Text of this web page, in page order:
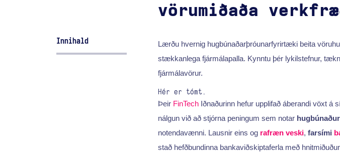
Innihald
vörumiðaða
Lærðu hvernig hugbúnaðarþróunarfyrirtæki beita
stækkanlega fjármálapalla. Kynntu þér lykilstefnur,
fjármálavörur.
Hér er tómt.
Þeir FinTechIðnaðurinn hefur upplifað áberandi vöxt á
nálgun við að stjórna peningum sem notar hugbúnaður
notendavænni. Lausnir eins og rafræn veski, farsími
stað hefðbundinna bankaviðskiptaferla með